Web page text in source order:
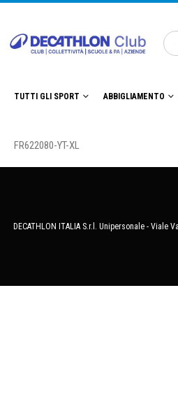
TUTTI GLI SPORT ABBIGLIAMENTO
FR622080-YT-XL
DECATHLON ITALIA S.r.l. Unipersonale - Viale